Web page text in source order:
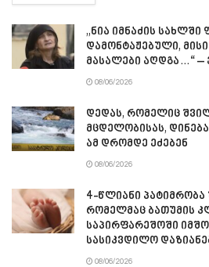
„ნია იმნაძის
დამონტაჟებული,
მასალები აღდგა…“ –
08/06/2026
დედას, რომელიც
მცდელობისას,
ამ დრომდე ეძებენ
08/06/2026
4-წლიანი პატიმრობა
რომელმაც ბათუმის
საპირფარეშოში
სასიკვდილო
08/06/2026